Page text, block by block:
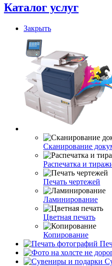
Каталог услуг
Закрыть
Сканирование
Распечатка и
Печать чертежей
Ламинирование
Цветная печать
Копирование